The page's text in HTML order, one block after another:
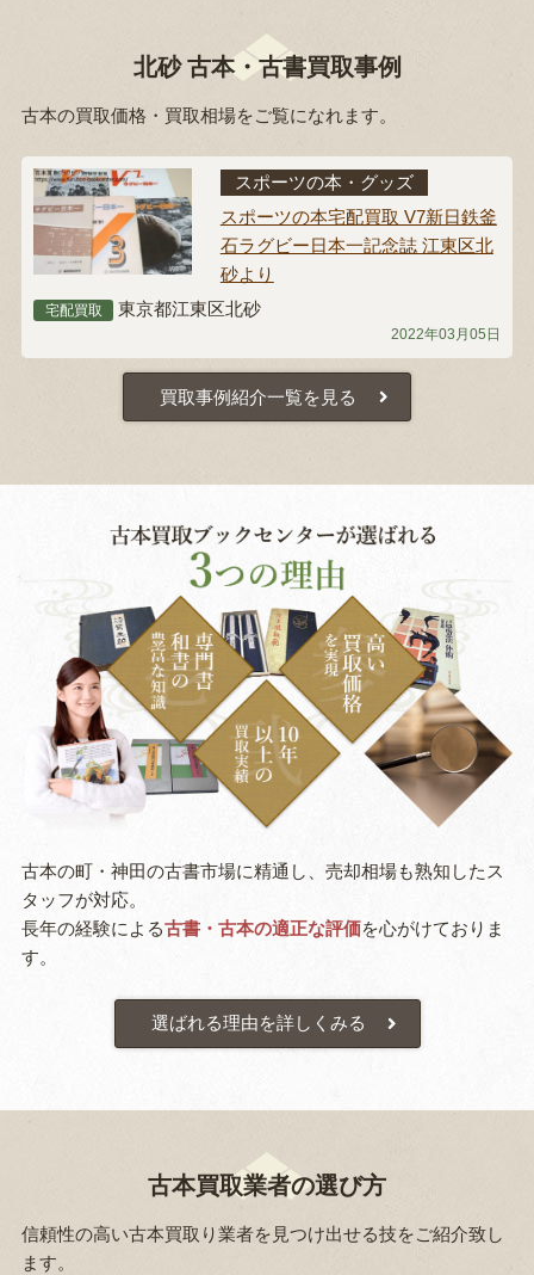
北砂 古本・古書買取事例
古本の買取価格・買取相場をご覧になれます。
スポーツの本・グッズ
スポーツの本宅配買取 V7新日鉄釜
石ラグビー日本一記念誌 江東区北
砂より
宅配買取 東京都江東区北砂
2022年03月05日
買取事例紹介一覧を見る
古本の町・神田の古書市場に精通し、売却相場も熟知したス
タッフが対応。
長年の経験による古書・古本の適正な評価を心がけておりま
す。
選ばれる理由を詳しくみる
古本買取業者の選び方
信頼性の高い古本買取り業者を見つけ出せる技をご紹介致し
ます。